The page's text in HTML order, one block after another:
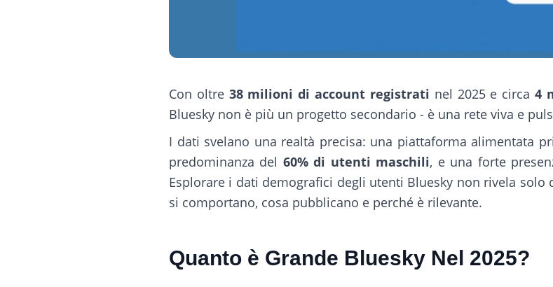
Con oltre 38 milioni di account registrati nel 2025 e circa4
Bluesky non è più un progetto secondario - è una rete viva e
I dati svelano una realtà precisa: una piattaforma alimentata
predominanza del 60% di utenti maschili, e una forte
Esplorare i dati demografici degli utenti Bluesky non rivela solo
si comportano, cosa pubblicano e perché è rilevante.
Quanto è Grande Bluesky Nel 2025?